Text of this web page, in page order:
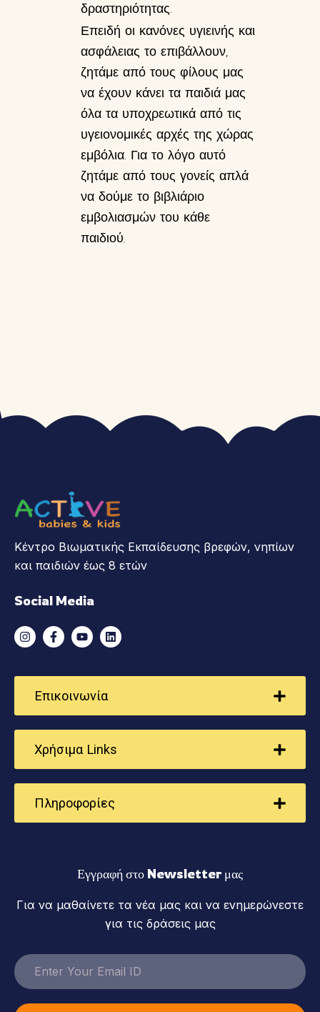
δραστηριότητας.
Επειδή οι κανόνες υγιεινής και
ασφάλειας το επιβάλλουν,
ζητάμε από τους φίλους μας
να έχουν κάνει τα παιδιά μας
όλα τα υποχρεωτικά από τις
υγειονομικές αρχές της χώρας
εμβόλια. Για το λόγο αυτό
ζητάμε από τους γονείς απλά
να δούμε το βιβλιάριο
εμβολιασμών του κάθε
παιδιού.
Κέντρο Βιωματικής Εκπαίδευσης βρεφών, νηπίων
και παιδιών έως 8 ετών
Social Media
Επικοινωνία
Χρήσιμα Links
Πληροφορίες
Εγγραφή στο Newsletter μας
Για να μαθαίνετε τα νέα μας και να ενημερώνεστε
για τις δράσεις μας